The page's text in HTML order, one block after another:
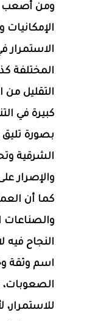
ومن أصعب
المختلفة
التقليل
كبيرة في
بصورة
الشرقية
والإصرار
كما أن
والصناعات
النجاح فيه
اسم وثقة
الصعوبات،
للاستمرار،